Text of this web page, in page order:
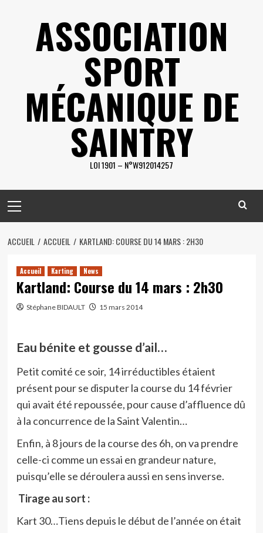
ASSOCIATION
SPORT
MÉCANIQUE DE
SAINTRY
LOI 1901 – N°W912014257
Menu
ACCUEIL ACCUEIL KARTLAND: COURSE DU 14 MARS : 2H30
Accueil Karting News
Kartland: Course du 14 mars : 2h30
Stéphane BIDAULT 15 mars 2014
Eau bénite et gousse d’ail…
Petit comité ce soir, 14 irréductibles étaient
présent pour se disputer la course du 14 février
qui avait été repoussée, pour cause d’affluence dû
à la concurrence de la Saint Valentin…
Enfin, à 8 jours de la course des 6h, on va prendre
celle-ci comme un essai en grandeur nature,
puisqu’elle se déroulera aussi en sens inverse.
Tirage au sort :
Kart 30…Tiens depuis le début de l’année on était